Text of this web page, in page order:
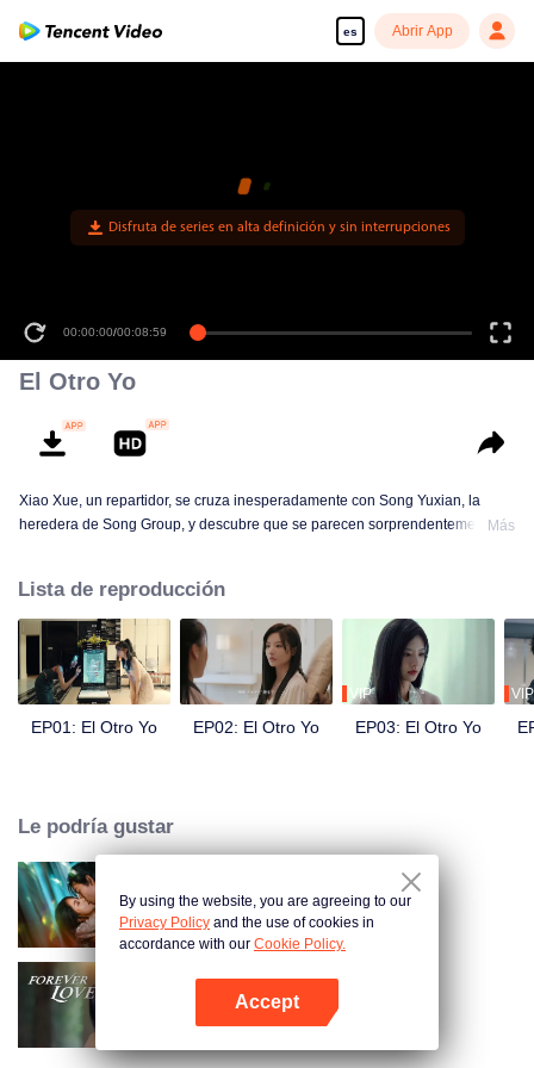
es Abrir App
00:00:00/00:08:59
El Otro Yo
Xiao Xue, un repartidor, se cruza inesperadamente con Song Yuxian, la
heredera de Song Group, y descubre que se parecen sorprendentemente.
de Song Group, está profundamente preocupado. Parece saber todo sobre
Xiao Xue.
Más
Lista de reproducción
EP01: El Otro Yo EP02: El Otro Yo
VIP
EP03: El Otro Yo
VIP
Le podría gustar
Amando la Mentira
Amor Eterno
By using the website, you are agreeing to our
Privacy Policy and the use of cookies in
accordance with our Cookie Policy.
Accept